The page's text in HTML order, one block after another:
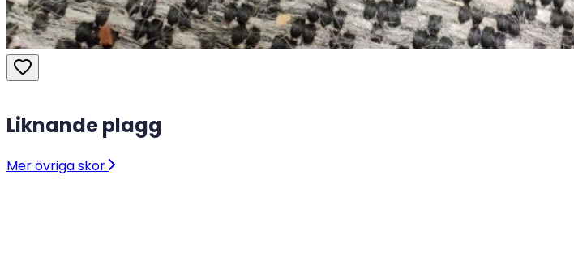
Liknande plagg
Mer övriga skor